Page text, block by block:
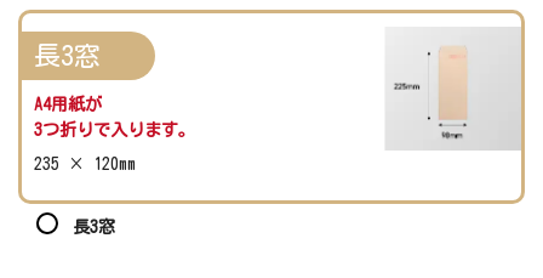
長3窓
A4用紙が
3つ折りで入ります。
235 × 120mm
長3窓